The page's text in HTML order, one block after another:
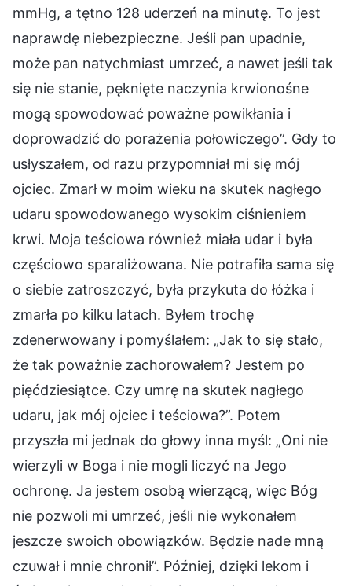
mmHg, a tętno 128 uderzeń na minutę. To jest
naprawdę niebezpieczne. Jeśli pan upadnie,
może pan natychmiast umrzeć, a nawet jeśli tak
się nie stanie, pęknięte naczynia krwionośne
mogą spowodować poważne powikłania i
doprowadzić do porażenia połowiczego”. Gdy to
usłyszałem, od razu przypomniał mi się mój
ojciec. Zmarł w moim wieku na skutek nagłego
udaru spowodowanego wysokim ciśnieniem
krwi. Moja teściowa również miała udar i była
częściowo sparaliżowana. Nie potrafiła sama się
o siebie zatroszczyć, była przykuta do łóżka i
zmarła po kilku latach. Byłem trochę
zdenerwowany i pomyślałem: „Jak to się stało,
że tak poważnie zachorowałem? Jestem po
pięćdziesiątce. Czy umrę na skutek nagłego
udaru, jak mój ojciec i teściowa?”. Potem
przyszła mi jednak do głowy inna myśl: „Oni nie
wierzyli w Boga i nie mogli liczyć na Jego
ochronę. Ja jestem osobą wierzącą, więc Bóg
nie pozwoli mi umrzeć, jeśli nie wykonałem
jeszcze swoich obowiązków. Będzie nade mną
czuwał i mnie chronił”. Później, dzięki lekom i